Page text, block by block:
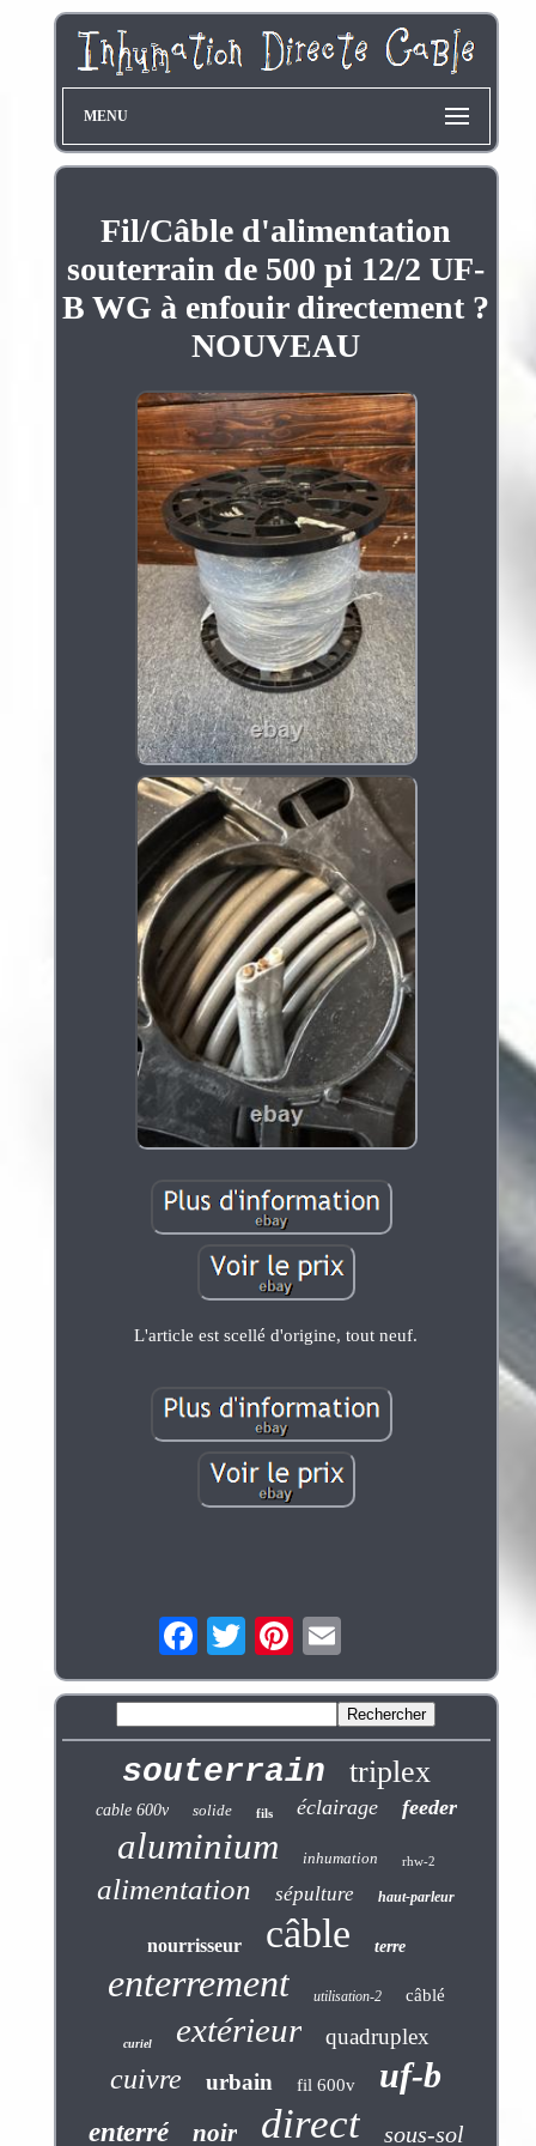
MENU
Fil/Câble d'alimentation
souterrain de 500 pi 12/2 UF-
B WG à enfouir directement ?
NOUVEAU
L'article est scellé d'origine, tout neuf.
souterrain triplex
cable 600v solide fils éclairage feeder
aluminium inhumation rhw-2
alimentation sépulture haut-parleur
nourrisseur câble terre
enterrement utilisation-2 câblé
curiel extérieur quadruplex
cuivre urbain fil 600v uf-b
enterré noir direct sous-sol